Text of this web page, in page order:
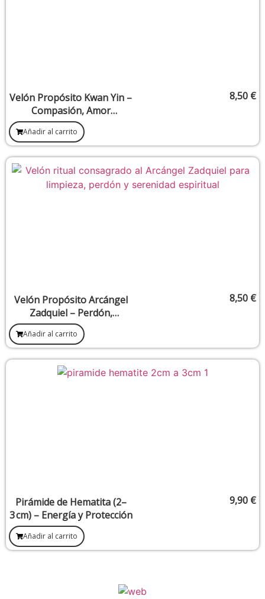
Velón Propósito Kwan Yin –
Compasión, Amor
Incondicional y Sanación
Interior
8,50 €
Añadir al carrito
Velón Propósito Arcángel
Zadquiel – Perdón,
transmutación y sanación
emocional
8,50 €
Añadir al carrito
Pirámide de Hematita (2–
3 cm) – Energía y Protección
9,90 €
Añadir al carrito